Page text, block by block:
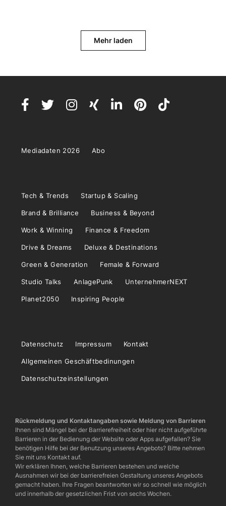
Mehr laden
Mediadaten 2026 Abo
Tech & Trends Startup & Scaling
Brand & Brilliance Business & Beyond
Work & Winning Finance & Freedom
Drive & Dreams Deluxe & Destinations
Green & Generation Female & Forward
Studio Talks AnlagePunk UnternehmerNEXT
Planet2050 Inspiring People
Datenschutz Impressum Kontakt
Allgemeinen Geschäftbedinungen
Datenschutzeinstellungen
Rückmeldung und Kontaktangaben sowie Meldung von Barrieren
Ihnen sind Mängel bei der Barrierefreiheit oder hier nicht aufgeführte
Barrieren in der Bedienung der Website oder Apps aufgefallen? Sie
benötigen Hilfe bei der Benutzung unseres Angebots? Bitte nehmen
Sie mit uns Kontakt auf.
Wir erklären Ihnen, welche Barrieren bestehen und welche
Ausnahmen wir bei der barrierefreien Gestaltung unseres Angebots
gemacht haben. Ihre Fragen beantworten wir so schnell wie möglich
und innerhalb der gesetzlichen Frist von sechs Wochen.